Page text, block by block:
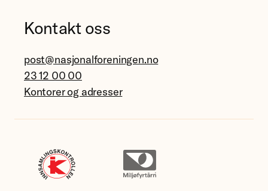
Kontakt oss
post@nasjonalforeningen.no
23 12 00 00
Kontorer og adresser